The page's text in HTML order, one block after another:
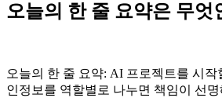
오늘의 한 줄 요약은 무엇
오늘의 한 줄 요약: AI 프로젝트를 시작
인정보를 역할별로 나누면 책임이 선